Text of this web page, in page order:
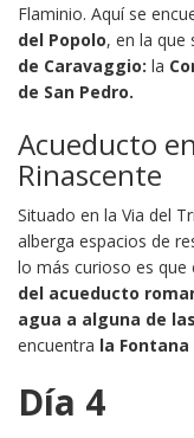
Flaminio. Aquí se
del Popolo, en la que
de Caravaggio: la
de San Pedro.
Acueducto
Rinascente
Situado en la Via del
alberga espacios de
lo más curioso es que
del acueducto
agua a alguna de
encuentra la
Día 4